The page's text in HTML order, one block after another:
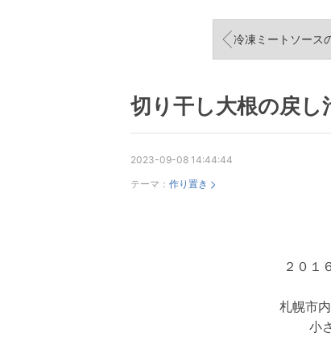
冷凍ミートソースの「水っぽさ解消」の
切り干し大根の戻し
2023-09-08 14:44:44
テーマ： 作り置き
２０１
札幌市
小